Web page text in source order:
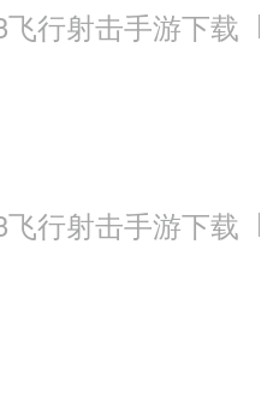
行射击手游下载
行射击手游下载